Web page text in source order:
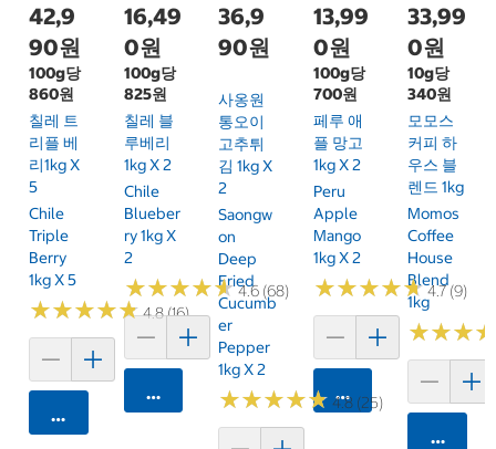
42,9
90원
100g당
860원
칠레 트
리플 베
리1kg X
5
Chile
Triple
Berry
1kg X 5
★★★★★
★★★★★4.8 (16)
카트에 담기
16,49
0원
100g당
825원
칠레 블
루베리
1kg X 2
Chile
Blueber
Ry 1kg X
2
★★★★★
★★★★★4.6 (68)
카트에 담기
36,9
90원
사옹원
통오이
고추튀
김 1kg X
2
Saongw
On
Deep
Fried
Cucumb
Er
Pepper
1kg X 2
★★★★★
★★★★★ 4.8 (25)
13,99
0원
100g당
700원
페루 애
플 망고
1kg X 2
Peru
Apple
Mango
1kg X 2
★★★★★
★★★★★4.7 (9)
카트에 담기
33,99
0원
10g당
340원
모모스
커피 하
우스 블
렌드 1kg
Momos
Coffee
House
Blend
1kg
★★★
★★★
카트에